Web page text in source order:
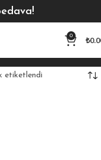
0 ₺
etiketlendi